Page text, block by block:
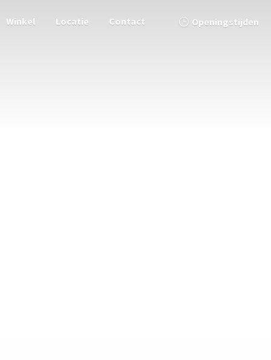
Winkel Locatie Contact Openingstijden